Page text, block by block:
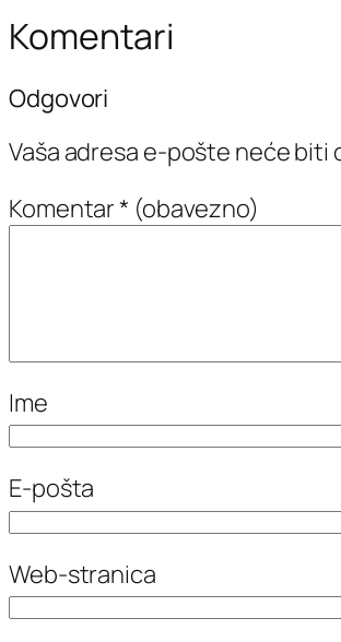
Komentari
Odgovori
Vaša adresa e-pošte neće biti
Komentar* (obavezno)
Ime
E-pošta
Web-stranica